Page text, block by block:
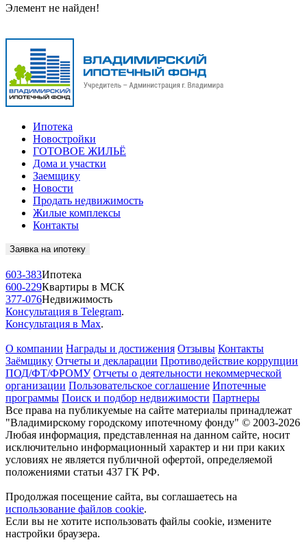
Элемент не найден!
Ипотека
Новостройки
ГОТОВОЕ ЖИЛЬЁ
Дома и участки
Заемщику
Новости
Продать недвижимость
Жилые комплексы
Контакты
Заявка на ипотеку
603-383Ипотека
600-229Квартиры в МСК
377-076Недвижимость
Консультация в Telegram.
Консультация в Max.
О компании Награды и достижения Отзывы Контакты
Заёмщику Отчеты и декларации Противодействие коррупции
ПОД/ФТ/ФРОМУ Отчеты о деятельности некоммерческой
организации Пользовательское соглашение Ипотечные
программы Поиск и подбор недвижимости Партнеры
Все права на публикуемые на сайте материалы принадлежат
"Владимирскому городскому ипотечному фонду" © 2003-2026
Любая информация, представленная на данном сайте, носит
исключительно информационный характер и ни при каких
условиях не является публичной офертой, определяемой
положениями статьи 437 ГК РФ.
Продолжая посещение сайта, вы соглашаетесь на
использование файлов cookie.
Если вы не хотите использовать файлы cookie, измените
настройки браузера.